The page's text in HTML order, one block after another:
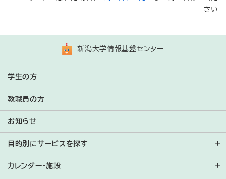
Bahasa Melayu
Монгол
Português
Română
Русский
Español
さい
新潟大学情報基盤センター
学生の方
教職員の方
お知らせ
目的別にサービスを探す
カレンダー・施設